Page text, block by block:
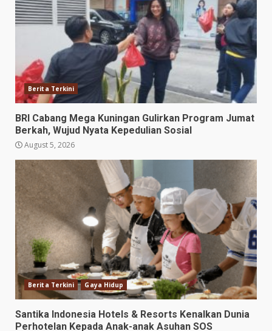
Berita Terkini
BRI Cabang Mega Kuningan Gulirkan Program Jumat
Berkah, Wujud Nyata Kepedulian Sosial
August 5, 2026
Berita Terkini Gaya Hidup
Santika Indonesia Hotels & Resorts Kenalkan Dunia
Perhotelan Kepada Anak-anak Asuhan SOS